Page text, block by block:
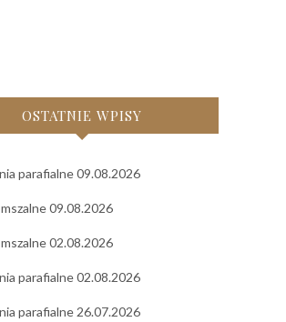
OSTATNIE WPISY
parafialne 09.08.2026
09.08.2026
02.08.2026
parafialne 02.08.2026
parafialne 26.07.2026